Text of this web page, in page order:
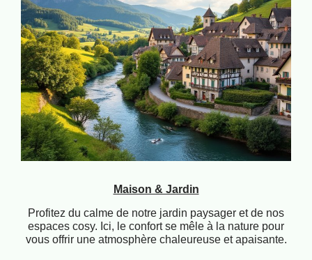
Maison & Jardin
Profitez du calme de notre jardin paysager et de nos
espaces cosy. Ici, le confort se mêle à la nature pour
vous offrir une atmosphère chaleureuse et apaisante.